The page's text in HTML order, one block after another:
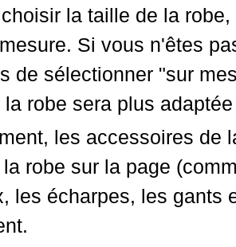
la taille de la
Si vous n'êtes
de sélectionner "sur
la robe sera plus
les accessoires de
robe sur la page
les écharpes, les gants